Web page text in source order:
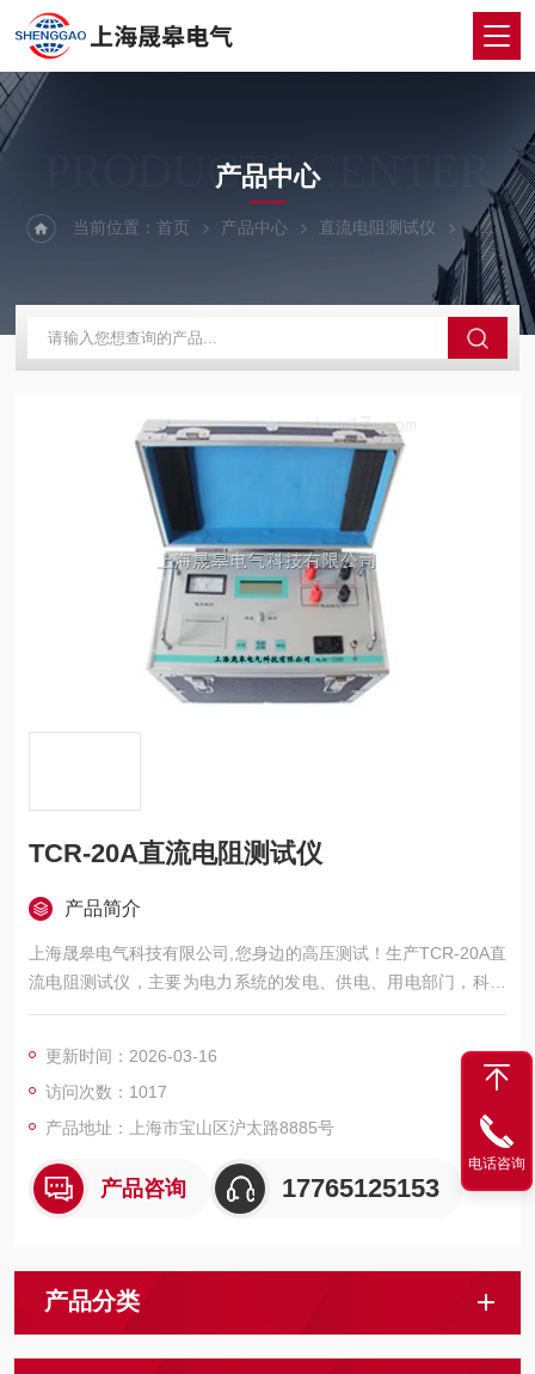
PRODUCTS CENTER
产品中心
当前位置：首页 产品中心 直流电阻测试仪 直流电
TCR-20A直流电阻测试仪
产品简介
上海晟皋电气科技有限公司,您身边的高压测试！生产TCR-20A直
流电阻测试仪，主要为电力系统的发电、供电、用电部门，科研
机构与电力设备相关的生产企业，提供的高压试验设备和检测仪
更新时间：2026-03-16
访问次数：1017
产品地址：上海市宝山区沪太路8885号
产品咨询 17765125153
产品分类
电话咨询